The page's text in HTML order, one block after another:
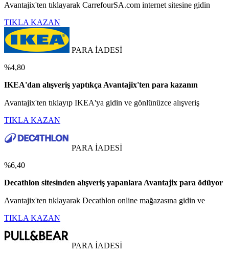
Avantajix'ten tıklayarak CarrefourSA.com internet sitesine gidin
TIKLA KAZAN
PARA İADESİ
%4,80
IKEA'dan alışveriş yaptıkça Avantajix'ten para kazanın
Avantajix'ten tıklayıp IKEA'ya gidin ve gönlünüzce alışveriş
TIKLA KAZAN
PARA İADESİ
%6,40
Decathlon sitesinden alışveriş yapanlara Avantajix para ödüyor
Avantajix'ten tıklayarak Decathlon online mağazasına gidin ve
TIKLA KAZAN
PARA İADESİ